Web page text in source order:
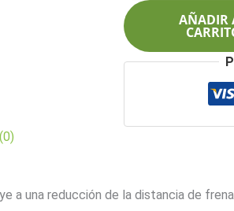
95YXL
Cinturato
P7
cantidad
AÑADIR
a una reducción de la distancia de